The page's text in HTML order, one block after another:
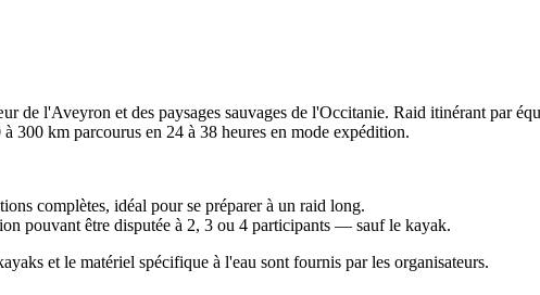
de l'Aveyron et des paysages sauvages de l'Occitanie. Raid itinérant par
300 km parcourus en 24 à 38 heures en mode expédition.
complètes, idéal pour se préparer à un raid long.
pouvant être disputée à 2, 3 ou 4 participants — sauf le kayak.
et le matériel spécifique à l'eau sont fournis par les organisateurs.